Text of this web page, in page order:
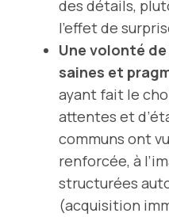
des détails,
l’effet de
Une volonté
saines et
ayant fait le
attentes et
communs ont
renforcée, à
structurées
(acquisition